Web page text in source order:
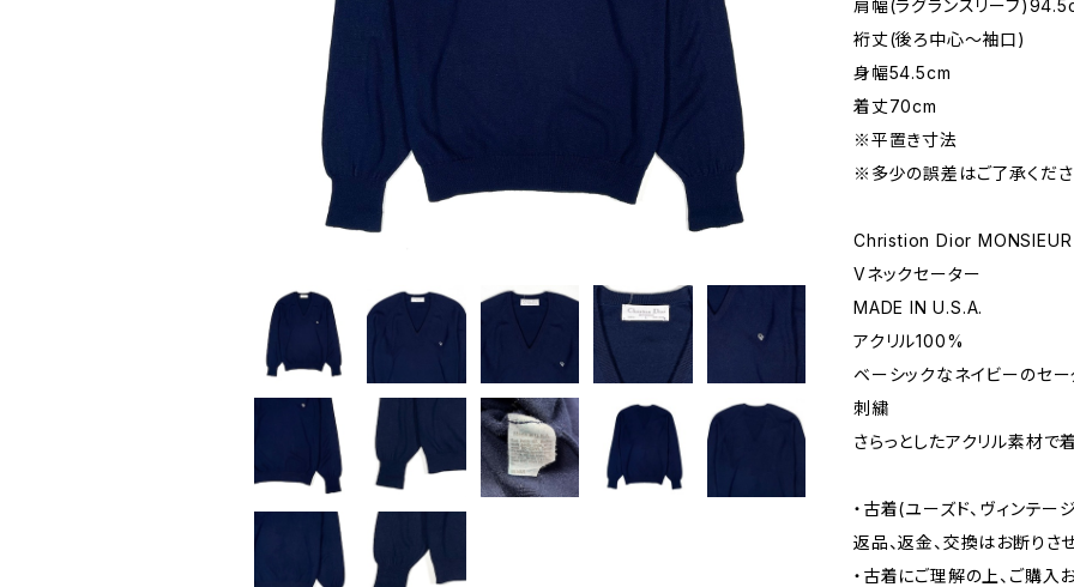
肩幅(ラグランスリーブ
裄丈(後ろ中心〜袖口)
身幅54.5cm
着丈70cm
※平置き寸法
※多少の誤差はご了承くださ
Christion Dior MONSIEUR
Vネックセーター
MADE IN U.S.A.
アクリル100%
ベーシックなネイビーのセー
刺繍
さらっとしたアクリル素材で
・古着(ユーズド、ヴィンテ
返品、返金、交換はお断りさ
・古着にご理解の上、ご購入